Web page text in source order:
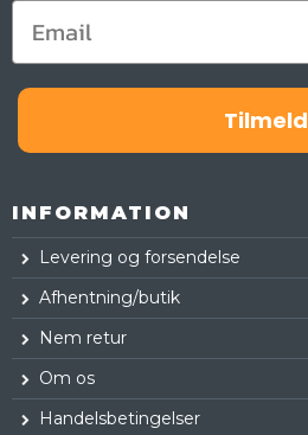
Tilmeld
INFORMATION
Levering og forsendelse
Afhentning/butik
Nem retur
Om os
Handelsbetingelser